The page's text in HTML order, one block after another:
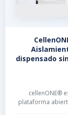
dispensado
cellenONE®
plataforma